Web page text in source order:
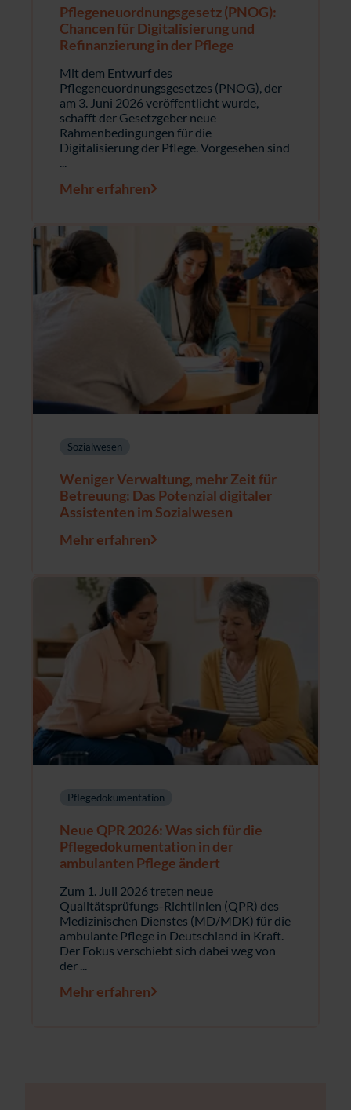
Pflegeneuordnungsgesetz (PNOG):
Chancen für Digitalisierung und
Refinanzierung in der Pflege
Mit dem Entwurf des
Pflegeneuordnungsgesetzes (PNOG), der
am 3. Juni 2026 veröffentlicht wurde,
schafft der Gesetzgeber neue
Rahmenbedingungen für die
Digitalisierung der Pflege. Vorgesehen sind
...
Mehr erfahren
Sozialwesen
Weniger Verwaltung, mehr Zeit für
Betreuung: Das Potenzial digitaler
Assistenten im Sozialwesen
Mehr erfahren
Pflegedokumentation
Neue QPR 2026: Was sich für die
Pflegedokumentation in der
ambulanten Pflege ändert
Zum 1. Juli 2026 treten neue
Qualitätsprüfungs-Richtlinien (QPR) des
Medizinischen Dienstes (MD/MDK) für die
ambulante Pflege in Deutschland in Kraft.
Der Fokus verschiebt sich dabei weg von
der ...
Mehr erfahren